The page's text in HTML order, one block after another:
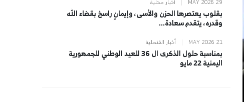
MAY 2026 29
| أخبار محلية
بقلوب يعتصرها الحزن والأسى، وإيمانٍ راسخ بقضاء الله
وقدره، يتقدم سعادة...
MAY 2026 21
| أخبار القنصلية
بمناسبة حلول الذكرى ال 36 للعيد الوطني للجمهورية
اليمنية 22 مايو